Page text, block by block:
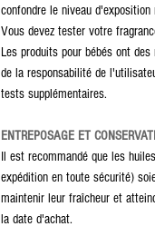
confondre le niveau
Vous devez tester votre
Les produits pour bébés ont
de la responsabilité de
tests supplémentaires.
ENTREPOSAGE ET
Il est recommandé que les
expédition en toute sécurité)
maintenir leur fraîcheur et
la date d'achat.